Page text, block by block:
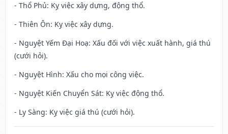
- Thổ Phủ: Kỵ việc xây dựng, động thổ.
- Thiên Ôn: Kỵ việc xây dựng.
- Nguyệt Yếm Đại Hoạ: Xấu đối với việc xuất hành, giá thú
(cưới hỏi).
- Nguyệt Hình: Xấu cho mọi công việc.
- Nguyệt Kiến Chuyển Sát: Kỵ việc động thổ.
- Ly Sàng: Kỵ việc giá thú (cưới hỏi).